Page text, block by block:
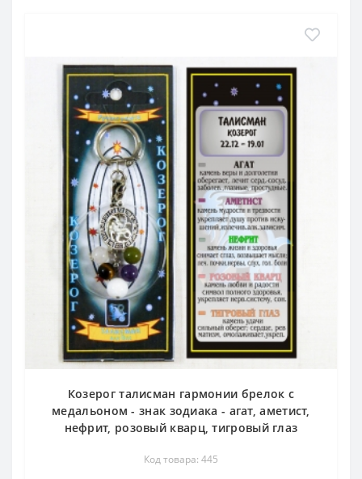
Козерог талисман гармонии брелок с
медальоном - знак зодиака - агат, аметист,
нефрит, розовый кварц, тигровый глаз
Код товара: 445